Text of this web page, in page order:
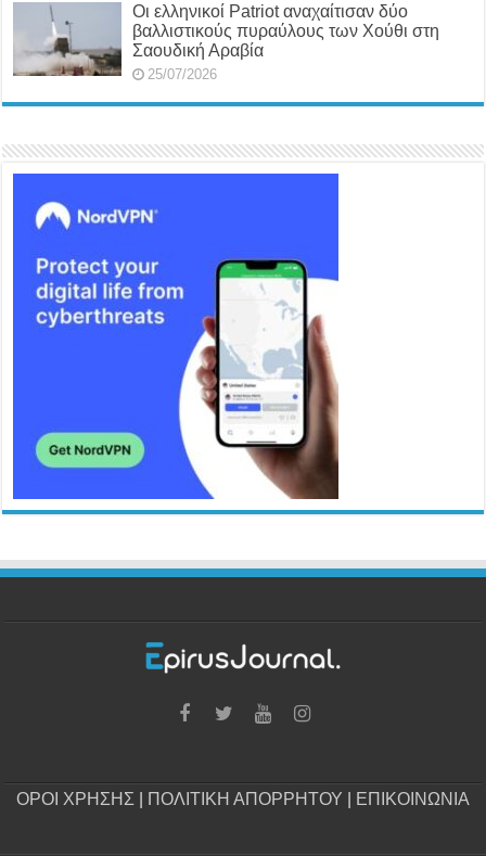
Οι ελληνικοί Patriot αναχαίτισαν δύο
βαλλιστικούς πυραύλους των Χούθι στη
Σαουδική Αραβία
25/07/2026
ΟΡΟΙ ΧΡΗΣΗΣ ΠΟΛΙΤΙΚΗ ΑΠΟΡΡΗΤΟΥ ΕΠΙΚΟΙΝΩΝΙΑ